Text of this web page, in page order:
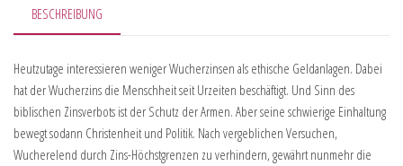
BESCHREIBUNG
Heutzutage interessieren weniger Wucherzinsen als ethische Geldanlagen. Dabei
hat der Wucherzins die Menschheit seit Urzeiten beschäftigt. Und Sinn des
biblischen Zinsverbots ist der Schutz der Armen. Aber seine schwierige Einhaltung
bewegt sodann Christenheit und Politik. Nach vergeblichen Versuchen,
Wucherelend durch Zins-Höchstgrenzen zu verhindern, gewährt nunmehr die